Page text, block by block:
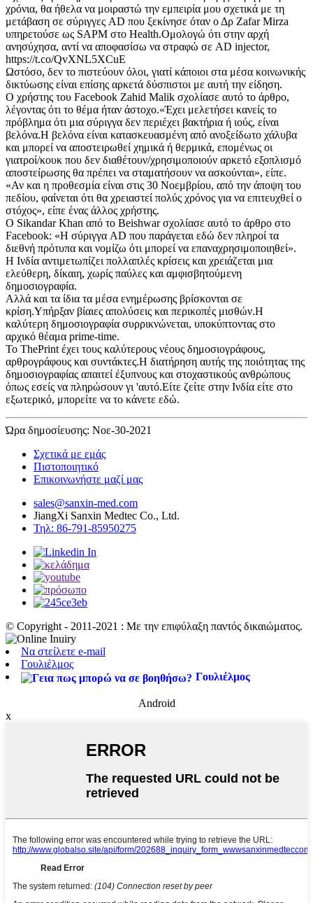
χρόνια, θα ήθελα να μοιραστώ την εμπειρία μου σχετικά με τη
μετάβαση σε σύριγγες AD που ξεκίνησε όταν ο Δρ Zafar Mirza
υπηρετούσε ως SAPM στο Health.Ομολογώ ότι στην αρχή
ανησύχησα, αντί να αποφασίσω να στραφώ σε AD injector,
https://t.co/QvXNL5XCuE
Ωστόσο, δεν το πιστεύουν όλοι, γιατί κάποιοι στα μέσα κοινωνικής
δικτύωσης είναι επίσης αρκετά δύσπιστοι με αυτή την είδηση.
Ο χρήστης του Facebook Zahid Malik σχολίασε αυτό το άρθρο,
λέγοντας ότι το θέμα ήταν άστοχο.«Έχει μελετήσει κανείς το
πρόβλημα ότι μια σύριγγα δεν περιέχει βακτήρια ή ιούς, είναι
βελόνα.Η βελόνα είναι κατασκευασμένη από ανοξείδωτο χάλυβα
και μπορεί να αποστειρωθεί χημικά ή θερμικά, επομένως οι
γιατροί/κουκ που δεν διαθέτουν/χρησιμοποιούν αρκετό εξοπλισμό
αποστείρωσης θα πρέπει να σταματήσουν να ασκούνται», είπε.
«Αν και η προθεσμία είναι στις 30 Νοεμβρίου, από την άποψη του
πεδίου, φαίνεται ότι θα χρειαστεί πολύς χρόνος για να επιτευχθεί ο
στόχος», είπε ένας άλλος χρήστης.
Ο Sikandar Khan από το Beishwar σχολίασε αυτό το άρθρο στο
Facebook: «Η σύριγγα AD που παράγεται εδώ δεν πληροί τα
διεθνή πρότυπα και νομίζω ότι μπορεί να επαναχρησιμοποιηθεί».
Η Ινδία αντιμετωπίζει πολλαπλές κρίσεις και χρειάζεται μια
ελεύθερη, δίκαιη, χωρίς παύλες και αμφισβητούμενη
δημοσιογραφία.
Αλλά και τα ίδια τα μέσα ενημέρωσης βρίσκονται σε
κρίση.Υπήρξαν βίαιες απολύσεις και περικοπές μισθών.Η
καλύτερη δημοσιογραφία συρρικνώνεται, υποκύπτοντας στο
αρχικό θέαμα prime-time.
Το ThePrint έχει τους καλύτερους νέους δημοσιογράφους,
αρθρογράφους και συντάκτες.Η διατήρηση αυτής της ποιότητας της
δημοσιογραφίας απαιτεί έξυπνους και στοχαστικούς ανθρώπους
όπως εσείς να πληρώσουν γι 'αυτό.Είτε ζείτε στην Ινδία είτε στο
εξωτερικό, μπορείτε να το κάνετε εδώ.
Ώρα δημοσίευσης: Νοε-30-2021
Σχετικά με εμάς
Πιστοποιητικό
Επικοινωνήστε μαζί μας
sales@sanxin-med.com
JiangXi Sanxin Medtec Co., Ltd.
Τηλ: 86-791-85950275
© Copyright - 2011-2021 : Με την επιφύλαξη παντός δικαιώματος.
Να στείλετε e-mail
Γουλιέλμος
Γουλιέλμος
Android
x